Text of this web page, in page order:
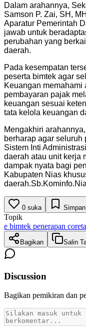
Dalam arahannya,
Samson P. Zai, SH,
Aparatur Pemerintah
jawab untuk
perubahan yang
daerah.
Pada kesempatan
peserta bimtek agar
Keuangan memahami
pembayaran pajak
keuangan sesuai
tata kelola keuangan
Mengakhiri
berharap agar seluruh
Sistem Inti
daerah atau unit kerja
dampak nyata bagi
Kabupaten Nias
0 suka Simpan
Topik
e bimtek penerapan
Bagikan Salin
Discussion
Bagikan pemikiran dan